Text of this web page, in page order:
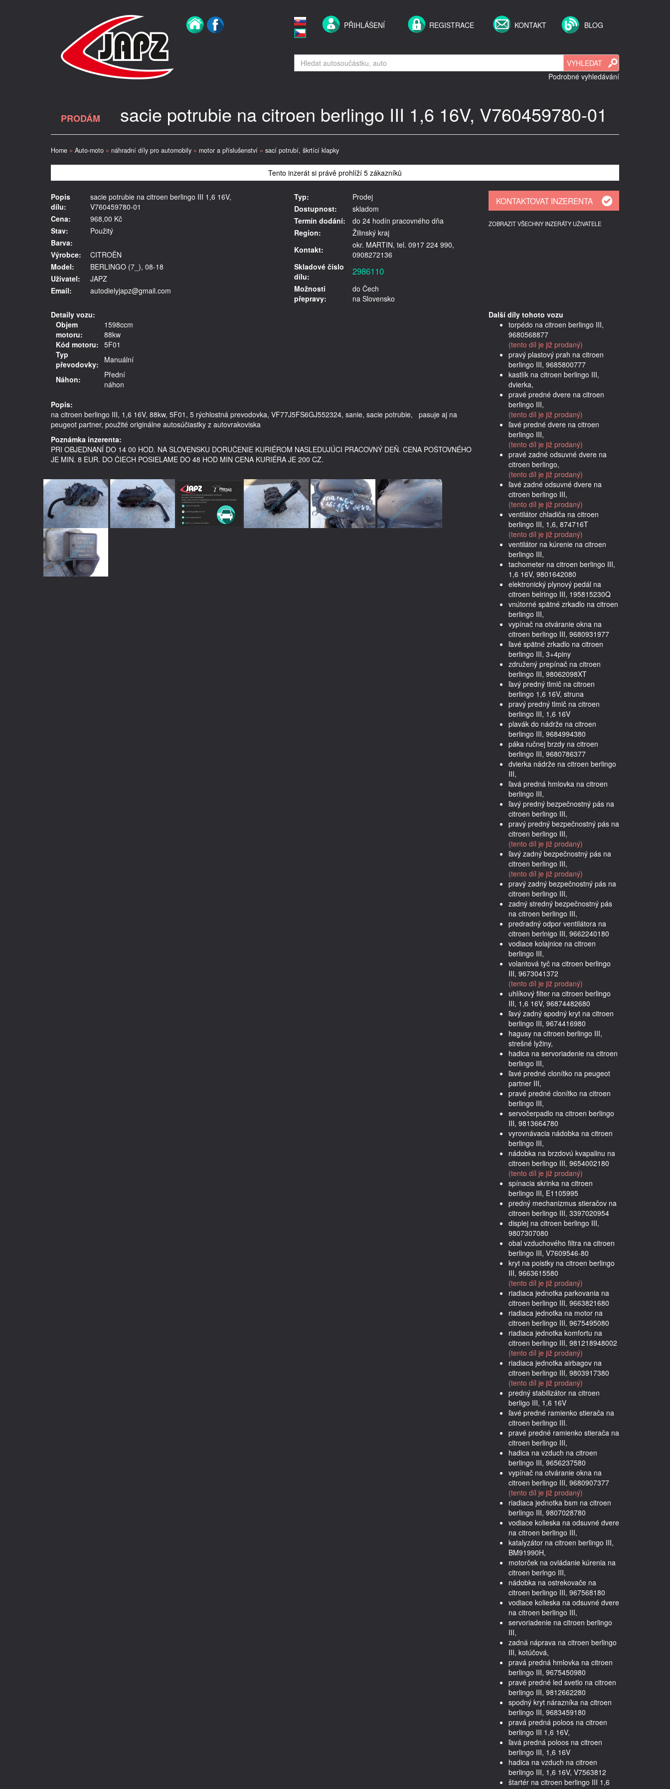
PŘIHLÁŠENÍ REGISTRACE KONTAKT BLOG
Podrobné vyhledávání
PRODÁM sacie potrubie na citroen berlingo III 1,6 16V, V760459780-01
Home » Auto-moto » náhradní díly pro automobily » motor a příslušenství » sací potrubí, škrtící klapky
Tento inzerát si právě prohlíží 5 zákazníků
Popis
dílu:
sacie potrubie na citroen berlingo III 1,6 16V,
V760459780-01
Cena:
968,00 Kč
Stav:
Použitý
Barva:
Výrobce:
CITROËN
Model:
BERLINGO (7_), 08-18
Uživatel:
JAPZ
Email:
autodielyjapz@gmail.com
Typ:
Prodej
Dostupnost:
skladom
Termín dodání:
do 24 hodín pracovného dňa
Region:
Žilinský kraj
Kontakt:
okr. MARTIN, tel. 0917 224 990,
0908272136
Skladové číslo
dílu:
2986110
Možnosti
přepravy:
do Čech
na Slovensko
ZOBRAZIT VŠECHNY INZERÁTY UŽIVATELE
Detaily vozu:
Objem
motoru:
1598ccm
88kw
Kód motoru: 5F01
Typ
převodovky:
Manuální
Náhon:
Přední
náhon
Popis:
na citroen berlingo III, 1,6 16V, 88kw, 5F01, 5 rýchlostná prevodovka, VF77J5FS6GJ552324, sanie, sacie potrubie,   pasuje aj na
Poznámka inzerenta:
PRI OBJEDNANÍ DO 14 00 HOD. NA SLOVENSKU DORUČENIE KURIÉROM NASLEDUJÚCI PRACOVNÝ DEŇ. CENA POŠTOVNÉHO
JE MIN. 8 EUR. DO ČIECH POSIELAME DO 48 HOD MIN CENA KURIÉRA JE 200 CZ.
Další díly tohoto vozu
torpédo na citroen berlingo III,
9680568877
(tento díl je již prodaný)
pravý plastový prah na citroen
berlingo III, 9685800777
kastlík na citroen berlingo III,
dvierka,
pravé predné dvere na citroen
berlingo III,
(tento díl je již prodaný)
ľavé predné dvere na citroen
berlingo III,
(tento díl je již prodaný)
pravé zadné odsuvné dvere na
citroen berlingo,
(tento díl je již prodaný)
ľavé zadné odsuvné dvere na
citroen berlingo III,
(tento díl je již prodaný)
ventilátor chladiča na citroen
berlingo III, 1,6, 874716T
(tento díl je již prodaný)
ventilátor na kúrenie na citroen
berlingo III,
tachometer na citroen berlingo III,
1,6 16V, 9801642080
elektronický plynový pedál na
citroen belringo III, 195815230Q
vnútorné spätné zrkadlo na citroen
berlingo III,
vypínač na otváranie okna na
citroen berlingo III, 9680931977
ľavé spätné zrkadlo na citroen
berlingo III, 3+4piny
združený prepínač na citroen
berlingo III, 98062098XT
ľavý predný tlmič na citroen
berlingo 1,6 16V, struna
pravý predný tlmič na citroen
berlingo III, 1,6 16V
plavák do nádrže na citroen
berlingo III, 9684994380
páka ručnej brzdy na citroen
berlingo III, 9680786377
dvierka nádrže na citroen berlingo
III,
ľavá predná hmlovka na citroen
berlingo III,
ľavý predný bezpečnostný pás na
citroen berlingo III,
pravý predný bezpečnostný pás na
citroen berlingo III,
(tento díl je již prodaný)
ľavý zadný bezpečnostný pás na
citroen berlingo III,
(tento díl je již prodaný)
pravý zadný bezpečnostný pás na
citroen berlingo III,
zadný stredný bezpečnostný pás
na citroen berlingo III,
predradný odpor ventilátora na
citroen berlnigo III, 9662240180
vodiace kolajnice na citroen
berlingo III,
volantová tyč na citroen berlingo
III, 9673041372
(tento díl je již prodaný)
uhlíkový filter na citroen berlingo
III, 1,6 16V, 96874482680
ľavý zadný spodný kryt na citroen
berlingo III, 9674416980
hagusy na citroen berlingo III,
strešné lyžiny,
hadica na servoriadenie na citroen
berlingo III,
ľavé predné clonítko na peugeot
partner III,
pravé predné clonítko na citroen
berlingo III,
servočerpadlo na citroen berlingo
III, 9813664780
vyrovnávacia nádobka na citroen
berlingo III,
nádobka na brzdovú kvapalinu na
citroen berlingo III, 9654002180
(tento díl je již prodaný)
spínacia skrinka na citroen
berlingo III, E1105995
predný mechanizmus stieračov na
citroen berlingo III, 3397020954
displej na citroen berlingo III,
9807307080
obal vzduchového filtra na citroen
berlingo III, V7609546-80
kryt na poistky na citroen berlingo
III, 9663615580
(tento díl je již prodaný)
riadiaca jednotka parkovania na
citroen berlingo III, 9663821680
riadiaca jednotka na motor na
citroen berlingo III, 9675495080
riadiaca jednotka komfortu na
citroen berlingo III, 981218948002
(tento díl je již prodaný)
riadiaca jednotka airbagov na
citroen berlingo III, 9803917380
(tento díl je již prodaný)
predný stabilizátor na citroen
berligo III, 1,6 16V
ľavé predné ramienko stierača na
citroen berlingo III.
pravé predné ramienko stierača na
citroen berlingo III,
hadica na vzduch na citroen
berlingo III, 9656237580
vypínač na otváranie okna na
citroen berlingo III, 9680907377
(tento díl je již prodaný)
riadiaca jednotka bsm na citroen
berlingo III, 9807028780
vodiace kolieska na odsuvné dvere
na citroen berlingo III,
katalyzátor na citroen berlingo III,
BM91990H,
motorček na ovládanie kúrenia na
citroen berlngo III,
nádobka na ostrekovače na
citroen berlingo III, 967568180
vodiace kolieska na odsuvné dvere
na citroen berlingo III,
servoriadenie na citroen berlingo
III,
zadná náprava na citroen berlingo
III, kotúčová,
pravá predná hmlovka na citroen
berlingo III, 9675450980
pravé predné led svetlo na citroen
berlingo III, 9812662280
spodný kryt nárazníka na citroen
berlingo III, 9683459180
pravá predná poloos na citroen
berlingo III 1,6 16V,
ľavá predná poloos na citroen
berlingo III, 1,6 16V
hadica na vzduch na citroen
berlingo III, 1,6 16V, V7563812
štartér na citroen berlingo III 1,6